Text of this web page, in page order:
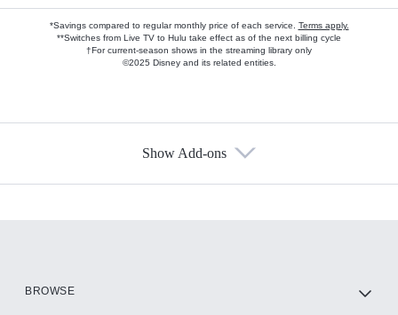
*Savings compared to regular monthly price of each service. Terms apply.
**Switches from Live TV to Hulu take effect as of the next billing cycle
†For current-season shows in the streaming library only
©2025 Disney and its related entities.
Show Add-ons
BROWSE